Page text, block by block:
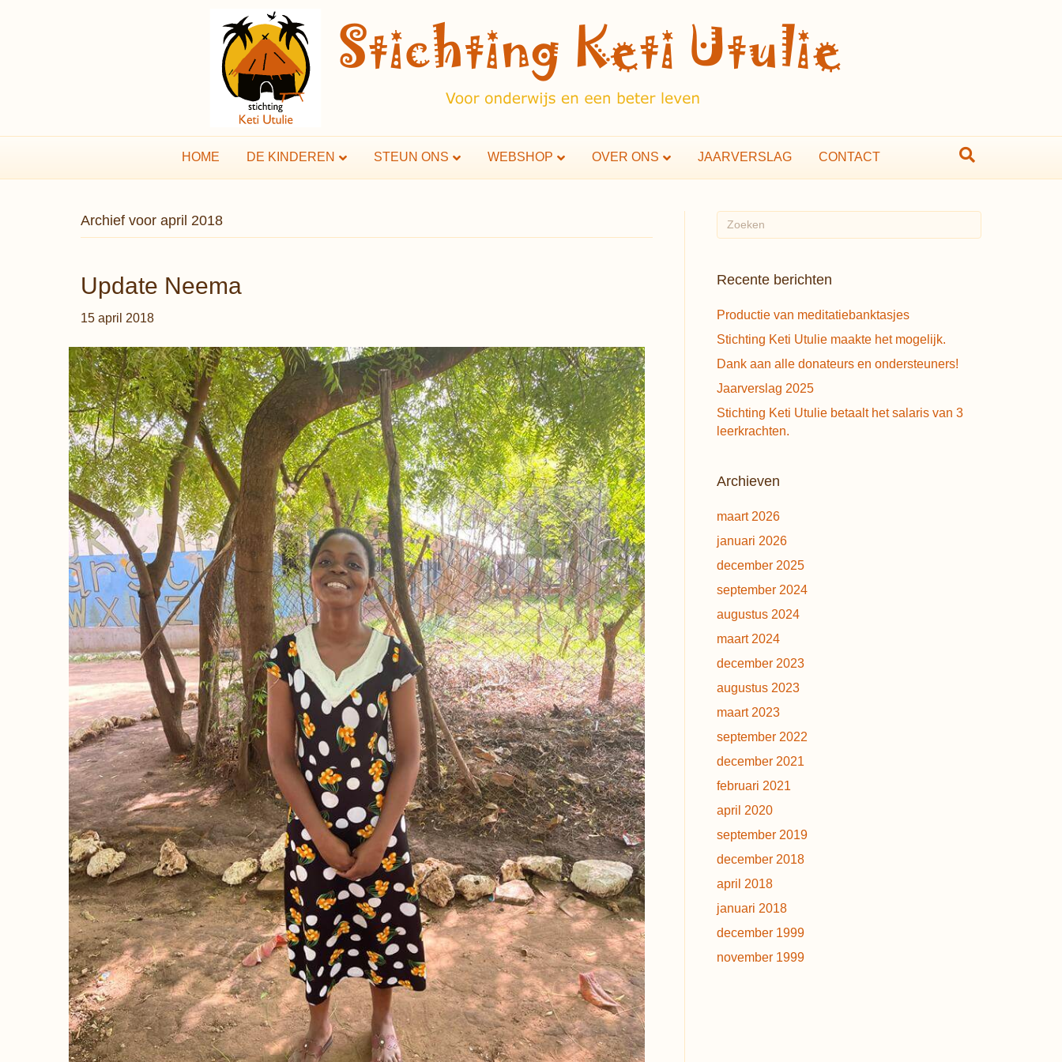
HOME DE KINDEREN STEUN ONS WEBSHOP OVER ONS JAARVERSLAG CONTACT
Archief voor april 2018
Update Neema
15 april 2018
Recente berichten
Productie van meditatiebanktasjes
Stichting Keti Utulie maakte het mogelijk.
Dank aan alle donateurs en ondersteuners!
Jaarverslag 2025
Stichting Keti Utulie betaalt het salaris van 3
leerkrachten.
Archieven
maart 2026
januari 2026
december 2025
september 2024
augustus 2024
maart 2024
december 2023
augustus 2023
maart 2023
september 2022
december 2021
februari 2021
april 2020
september 2019
december 2018
april 2018
januari 2018
december 1999
november 1999